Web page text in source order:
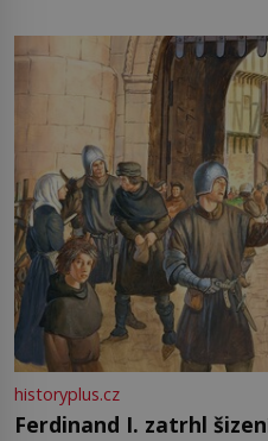
pře hned několik
Francie, kde se traduje,
historyplus.cz
Ferdinand I. zatrhl